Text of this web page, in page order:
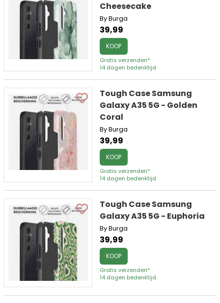
Cheesecake
By Burga
39,99
KOOP
Gratis verzenden*
14 dagen bedenktijd
Tough Case Samsung
Galaxy A35 5G - Golden
Coral
By Burga
39,99
KOOP
Gratis verzenden*
14 dagen bedenktijd
Tough Case Samsung
Galaxy A35 5G - Euphoria
By Burga
39,99
KOOP
Gratis verzenden*
14 dagen bedenktijd